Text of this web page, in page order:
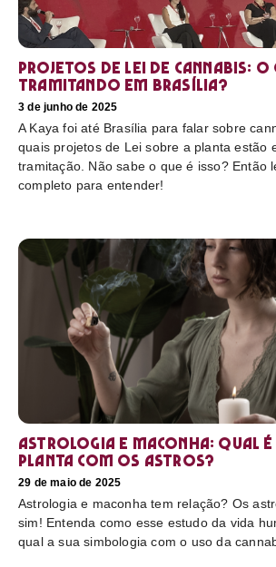
Projetos de Lei de Cannabis:
tramitando em Brasília?
3 de junho de 2025
A Kaya foi até Brasília para falar sobre
quais projetos de Lei sobre a planta estão
tramitação. Não sabe o que é isso? Então
completo para entender!
Astrologia e maconha: Qual
planta com os astros?
29 de maio de 2025
Astrologia e maconha tem relação? Os
sim! Entenda como esse estudo da vida
qual a sua simbologia com o uso da